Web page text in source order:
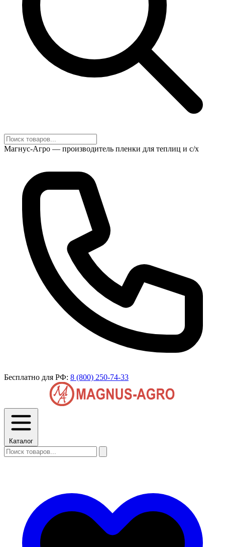
Магнус-Агро — производитель пленки для теплиц и с/х
Бесплатно для РФ: 8 (800) 250-74-33
Каталог